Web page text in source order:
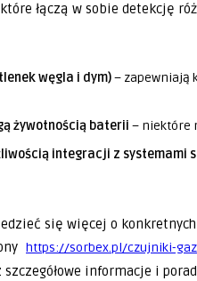
łączą w sobie detekcję
węgla i dym)– zapewniają
żywotnością baterii – niektóre
integracji z systemami
się więcej o
https://sorbex.pl/czujniki-
informacje i